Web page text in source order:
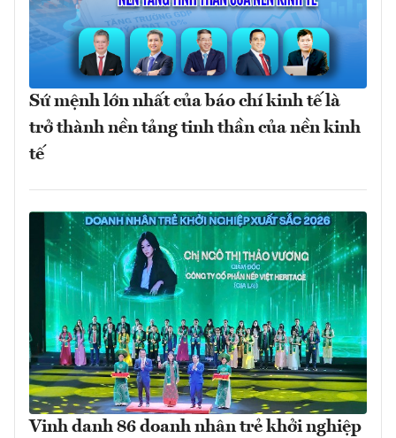
Sứ mệnh lớn nhất của báo chí kinh tế là
trở thành nền tảng tinh thần của nền kinh
tế
Vinh danh 86 doanh nhân trẻ khởi nghiệp